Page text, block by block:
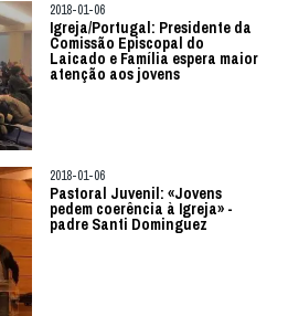
2018-01-06
Igreja/Portugal: Presidente da
Comissão Episcopal do
Laicado e Família espera maior
atenção aos jovens
2018-01-06
Pastoral Juvenil: «Jovens
pedem coerência à Igreja» -
padre Santi Dominguez